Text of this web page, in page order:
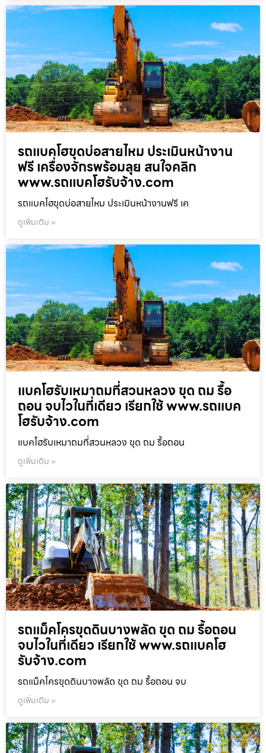
รถแบคโฮขุดบ่อสายไหม ประเมินหน้างาน
ฟรี เครื่องจักรพร้อมลุย สนใจคลิก
www.รถแบคโฮรับจ้าง.com
รถแบคโฮขุดบ่อสายไหม ประเมินหน้างานฟรี เค
ดูเพิ่มเติม »
แบคโฮรับเหมาถมที่สวนหลวง ขุด ถม รื้อ
ถอน จบไวในที่เดียว เรียกใช้ www.รถแบค
โฮรับจ้าง.com
แบคโฮรับเหมาถมที่สวนหลวง ขุด ถม รื้อถอน
ดูเพิ่มเติม »
รถแม็คโครขุดดินบางพลัด ขุด ถม รื้อถอน
จบไวในที่เดียว เรียกใช้ www.รถแบคโฮ
รับจ้าง.com
รถแม็คโครขุดดินบางพลัด ขุด ถม รื้อถอน จบ
ดูเพิ่มเติม »